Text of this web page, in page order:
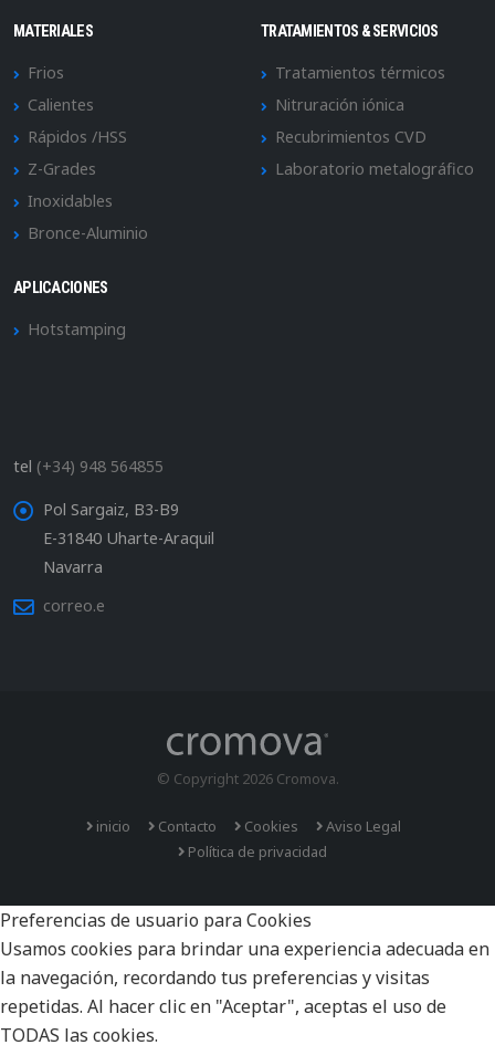
MATERIALES
Frios
Calientes
Rápidos /HSS
Z-Grades
Inoxidables
Bronce-Aluminio
TRATAMIENTOS & SERVICIOS
Tratamientos térmicos
Nitruración iónica
Recubrimientos CVD
Laboratorio metalográfico
APLICACIONES
Hotstamping
tel (+34) 948 564855
Pol Sargaiz, B3-B9
E-31840 Uharte-Araquil
Navarra
correo.e
© Copyright 2026 Cromova.
inicio Contacto Cookies
Aviso Legal
Política de privacidad
Preferencias de usuario para Cookies
Usamos cookies para brindar una experiencia adecuada en
la navegación, recordando tus preferencias y visitas
repetidas. Al hacer clic en "Aceptar", aceptas el uso de
TODAS las cookies.